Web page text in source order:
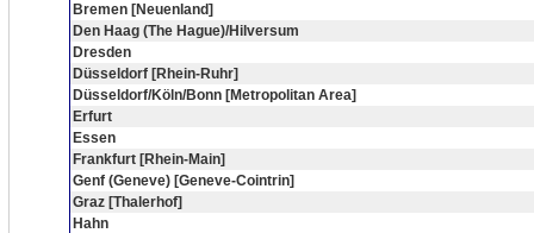
Bremen [Neuenland]
Den Haag (The Hague)/Hilversum
Dresden
Düsseldorf [Rhein-Ruhr]
Düsseldorf/Köln/Bonn [Metropolitan Area]
Erfurt
Essen
Frankfurt [Rhein-Main]
Genf (Geneve) [Geneve-Cointrin]
Graz [Thalerhof]
Hahn